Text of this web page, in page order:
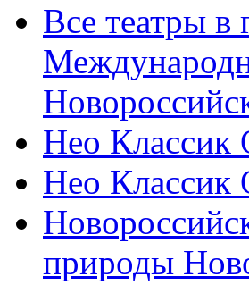
Все театры
Нео Классик
Нео Классик
природы